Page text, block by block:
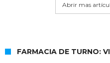
Abrir mas
FARMACIA DE TURNO: